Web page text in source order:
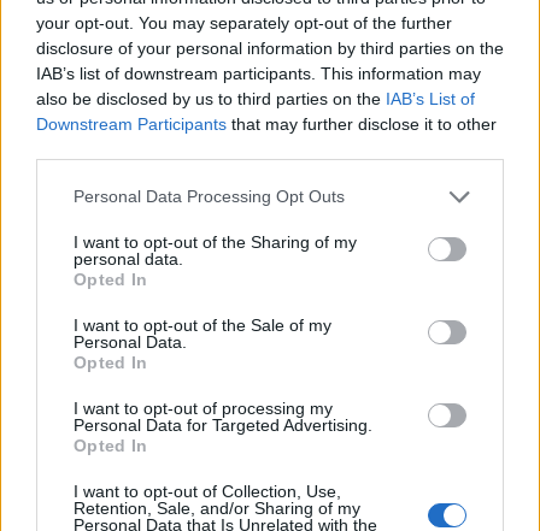
your opt-out. You may separately opt-out of the further
disclosure of your personal information by third parties on the
IAB’s list of downstream participants. This information may
also be disclosed by us to third parties on the IAB’s List of
Downstream Participants that may further disclose it to other
Personal Data Processing Opt Outs
I want to opt-out of the Sharing of my
personal data.
Opted In
I want to opt-out of the Sale of my
Personal Data.
Opted In
I want to opt-out of processing my
Personal Data for Targeted Advertising.
Opted In
I want to opt-out of Collection, Use,
Retention, Sale, and/or Sharing of my
Personal Data that Is Unrelated with the
Για περισσότερες πληροφορίες μπορείτε να
καλείτε στο τηλέφωνο: +30 210 2447694 (Δευ
– Παρ | 13:00 – 16:00).
Σακούλες τροφίμων: Γίνεται να
χρησιμοποιηθούν ξανά;
Άγιος Ευστράτιος ΚΙΜ